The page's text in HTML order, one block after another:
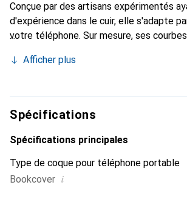
Conçue par des artisans expérimentés
d'expérience dans le cuir, elle s'adapte
votre téléphone. Sur mesure, ses
l'accessoire chic et indispensable pour
haute qualité, la marque Noreve est un
une clientèle exigeante.
Afficher plus
Spécifications
Spécifications principales
Type de coque pour téléphone portable
Bookcover i